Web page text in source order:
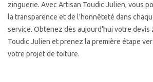
zinguerie. Avec Artisan Toudic Julien, vous
la transparence et de l'honnêteté dans
service. Obtenez dès aujourd'hui votre devis
Toudic Julien et prenez la première étape
votre projet de toiture.